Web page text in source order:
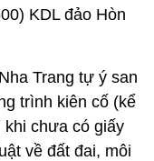
KDL đảo Hòn
Trang tự ý san
trình kiên cố (kể
khi chưa có giấy
về đất đai, môi